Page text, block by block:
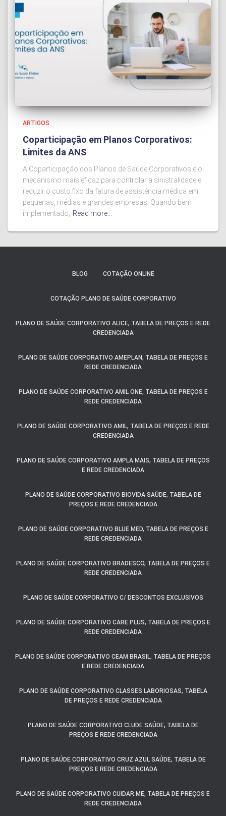
ARTIGOS
Coparticipação em Planos Corporativos:
Limites da ANS
A Coparticipação dos Planos de Saúde Corporativos é o
mecanismo mais eficaz para controlar a sinistralidade e
reduzir o custo fixo da fatura de assistência médica em
pequenas, médias e grandes empresas. Quando bem
implementado, Read more…
BLOG COTAÇÃO ONLINE
COTAÇÃO PLANO DE SAÚDE CORPORATIVO
PLANO DE SAÚDE CORPORATIVO ALICE, TABELA DE PREÇOS E REDE
CREDENCIADA
PLANO DE SAÚDE CORPORATIVO AMEPLAN, TABELA DE PREÇOS E
REDE CREDENCIADA
PLANO DE SAÚDE CORPORATIVO AMIL ONE, TABELA DE PREÇOS E
REDE CREDENCIADA
PLANO DE SAÚDE CORPORATIVO AMIL, TABELA DE PREÇOS E REDE
CREDENCIADA
PLANO DE SAÚDE CORPORATIVO AMPLA MAIS, TABELA DE PREÇOS
E REDE CREDENCIADA
PLANO DE SAÚDE CORPORATIVO BIOVIDA SAÚDE, TABELA DE
PREÇOS E REDE CREDENCIADA
PLANO DE SAÚDE CORPORATIVO BLUE MED, TABELA DE PREÇOS E
REDE CREDENCIADA
PLANO DE SAÚDE CORPORATIVO BRADESCO, TABELA DE PREÇOS E
REDE CREDENCIADA
PLANO DE SAÚDE CORPORATIVO C/ DESCONTOS EXCLUSIVOS
PLANO DE SAÚDE CORPORATIVO CARE PLUS, TABELA DE PREÇOS E
REDE CREDENCIADA
PLANO DE SAÚDE CORPORATIVO CEAM BRASIL, TABELA DE PREÇOS
E REDE CREDENCIADA
PLANO DE SAÚDE CORPORATIVO CLASSES LABORIOSAS, TABELA
DE PREÇOS E REDE CREDENCIADA
PLANO DE SAÚDE CORPORATIVO CLUDE SAÚDE, TABELA DE
PREÇOS E REDE CREDENCIADA
PLANO DE SAÚDE CORPORATIVO CRUZ AZUL SAÚDE, TABELA DE
PREÇOS E REDE CREDENCIADA
PLANO DE SAÚDE CORPORATIVO CUIDAR.ME, TABELA DE PREÇOS E
REDE CREDENCIADA